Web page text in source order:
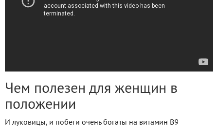
Чем полезен для женщин в
положении
И луковицы, и побеги очень богаты на витамин В9